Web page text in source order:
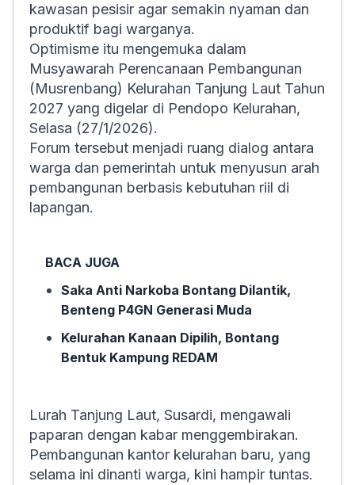
kawasan pesisir agar semakin nyaman dan
produktif bagi warganya.
Optimisme itu mengemuka dalam
Musyawarah Perencanaan Pembangunan
(Musrenbang) Kelurahan Tanjung Laut Tahun
2027 yang digelar di Pendopo Kelurahan,
Selasa (27/1/2026).
Forum tersebut menjadi ruang dialog antara
warga dan pemerintah untuk menyusun arah
pembangunan berbasis kebutuhan riil di
lapangan.
BACA JUGA
Saka Anti Narkoba Bontang Dilantik,
Benteng P4GN Generasi Muda
Kelurahan Kanaan Dipilih, Bontang
Bentuk Kampung REDAM
Lurah Tanjung Laut, Susardi, mengawali
paparan dengan kabar menggembirakan.
Pembangunan kantor kelurahan baru, yang
selama ini dinanti warga, kini hampir tuntas.